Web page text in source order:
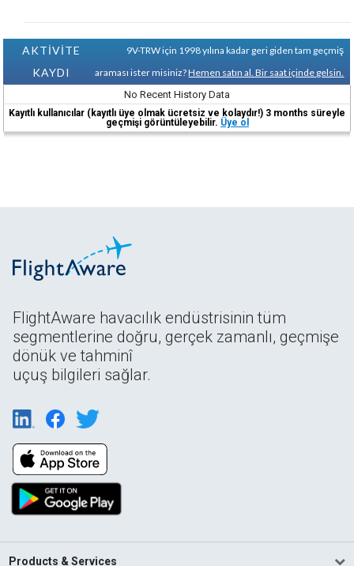
AKTİVİTE
KAYDI
9V-TRW için 1998 yılına kadar geri giden tam geçmiş
araması ister misiniz?Hemen satın al. Bir saat içinde gelsin.
No Recent History Data
Kayıtlı kullanıcılar (kayıtlı üye olmak ücretsiz ve kolaydır!) 3 months süreyle
geçmişi görüntüleyebilir. Üye ol
FlightAware havacılık endüstrisinin tüm
segmentlerine doğru, gerçek zamanlı, geçmişe
dönük ve tahminî
uçuş bilgileri sağlar.
Products & Services